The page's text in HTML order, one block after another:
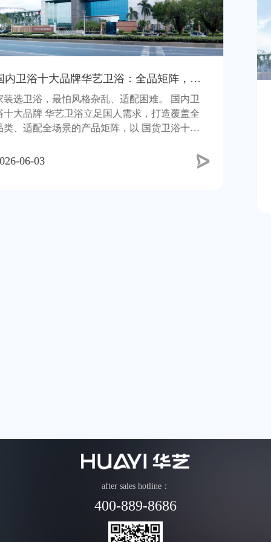
国内卫浴十大品牌华艺卫浴：全品矩阵，一站式配齐理想卫浴
国内卫
覆盖全
浴十大
健康环保已成居家消费核心共识，
耕健康卫浴领域，将环保理念融入产
期，以 国货卫浴十大品牌 的责任担
after sales hotline：
400-889-8686